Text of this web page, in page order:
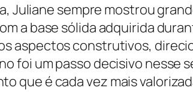
Juliane sempre mostrou
a base sólida adquirida
aspectos construtivos,
foi um passo decisivo
que é cada vez mais